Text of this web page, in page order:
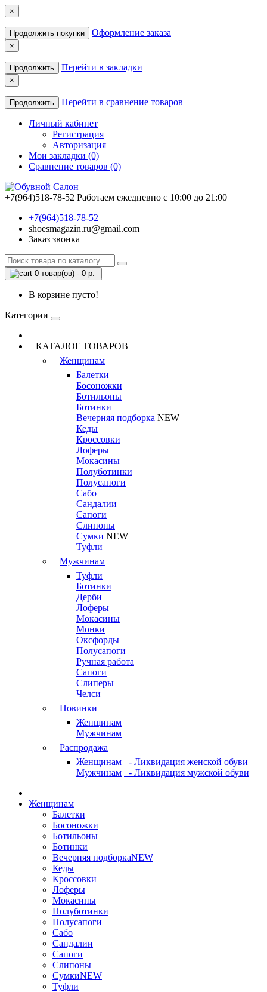
×
Продолжить покупки Оформление заказа
×
Продолжить Перейти в закладки
×
Продолжить Перейти в сравнение товаров
Личный кабинет
Регистрация
Авторизация
Мои закладки (0)
Сравнение товаров (0)
+7(964)518-78-52 Работаем ежедневно с 10:00 до 21:00
+7(964)518-78-52
shoesmagazin.ru@gmail.com
Заказ звонка
0 товар(ов) - 0 р.
В корзине пусто!
Категории
КАТАЛОГ ТОВАРОВ
Женщинам
Балетки
Босоножки
Ботильоны
Ботинки
Вечерняя подборка NEW
Кеды
Кроссовки
Лоферы
Мокасины
Полуботинки
Полусапоги
Сабо
Сандалии
Сапоги
Слипоны
Сумки NEW
Туфли
Мужчинам
Туфли
Ботинки
Дерби
Лоферы
Мокасины
Монки
Оксфорды
Полусапоги
Ручная работа
Сапоги
Слиперы
Челси
Новинки
Женщинам
Мужчинам
Распродажа
Женщинам
- Ликвидация женской обуви
Мужчинам
- Ликвидация мужской обуви
Женщинам
Балетки
Босоножки
Ботильоны
Ботинки
Вечерняя подборкаNEW
Кеды
Кроссовки
Лоферы
Мокасины
Полуботинки
Полусапоги
Сабо
Сандалии
Сапоги
Слипоны
СумкиNEW
Туфли